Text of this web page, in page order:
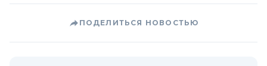
ПОДЕЛИТЬСЯ НОВОСТЬЮ